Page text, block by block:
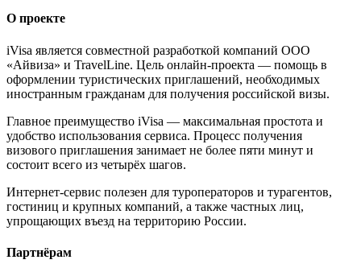
О проекте
iVisa является совместной разработкой компаний ООО
«Айвиза» и TravelLine. Цель онлайн-проекта — помощь в
оформлении туристических приглашений, необходимых
иностранным гражданам для получения российской визы.
Главное преимущество iVisa — максимальная простота и
удобство использования сервиса. Процесс получения
визового приглашения занимает не более пяти минут и
состоит всего из четырёх шагов.
Интернет-сервис полезен для туроператоров и турагентов,
гостиниц и крупных компаний, а также частных лиц,
упрощающих въезд на территорию России.
Партнёрам